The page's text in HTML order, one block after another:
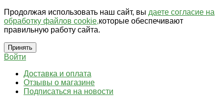
Продолжая использовать наш сайт, вы даете согласие на
обработку файлов cookie,которые обеспечивают
правильную работу сайта.
Принять
Войти
Доставка и оплата
Отзывы о магазине
Подписаться на новости